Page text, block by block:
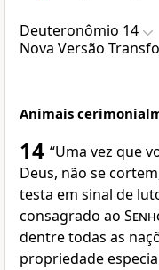
Deuteronômio 14
Nova Versão
Animais
14 “Uma vez que
Deus, não se
testa em sinal de
consagrado ao
dentre todas as
propriedade